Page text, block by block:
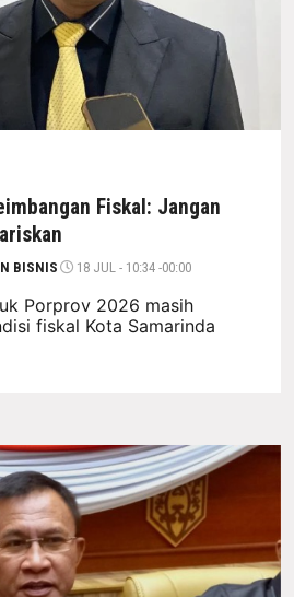
Fiskal: Jangan
BISNIS 18 JUL - 10:34 -00:00
Porprov 2026 masih
fiskal Kota Samarinda